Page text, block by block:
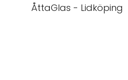
ÅttaGlas - Lidköping